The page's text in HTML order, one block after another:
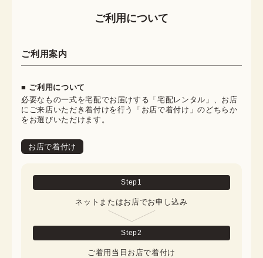
ご利用について
ご利用案内
■ ご利用について
必要なもの一式を宅配でお届けする「宅配レンタル」、お店
にご来店いただき着付けを行う「お店で着付け」のどちらか
をお選びいただけます。
お店で着付け
Step1
ネットまたはお店でお申し込み
Step2
ご着用当日お店で着付け